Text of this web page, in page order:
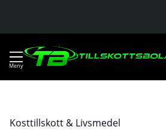
Kosttillskott & Livsmedel